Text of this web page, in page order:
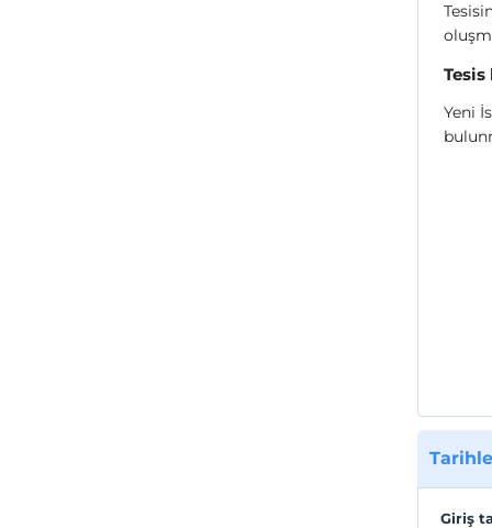
Yeni
Giriş